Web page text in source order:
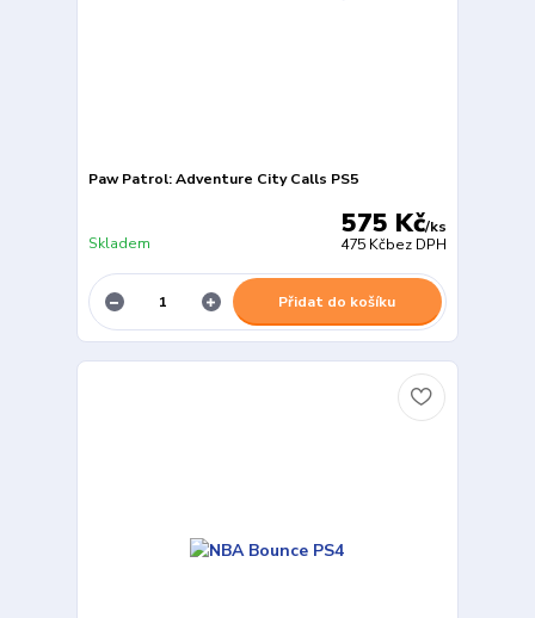
Paw Patrol: Adventure City Calls PS5
575 Kč/ks
475 Kčbez DPH
Skladem
Přidat do košíku